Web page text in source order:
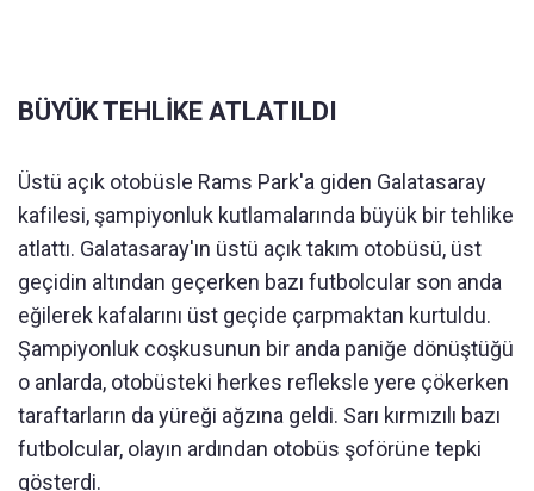
BÜYÜK TEHLİKE ATLATILDI
Üstü açık otobüsle Rams Park'a giden Galatasaray
kafilesi, şampiyonluk kutlamalarında büyük bir tehlike
atlattı. Galatasaray'ın üstü açık takım otobüsü, üst
geçidin altından geçerken bazı futbolcular son anda
eğilerek kafalarını üst geçide çarpmaktan kurtuldu.
Şampiyonluk coşkusunun bir anda paniğe dönüştüğü
o anlarda, otobüsteki herkes refleksle yere çökerken
taraftarların da yüreği ağzına geldi. Sarı kırmızılı bazı
futbolcular, olayın ardından otobüs şoförüne tepki
gösterdi.